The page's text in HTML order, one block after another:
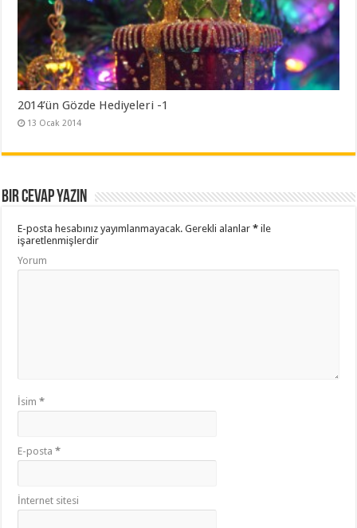
2014’ün Gözde Hediyeleri -1
13 Ocak 2014
Bir cevap yazın
E-posta hesabınız yayımlanmayacak. Gerekli alanlar* ile
işaretlenmişlerdir
Yorum
İsim*
E-posta*
İnternet sitesi